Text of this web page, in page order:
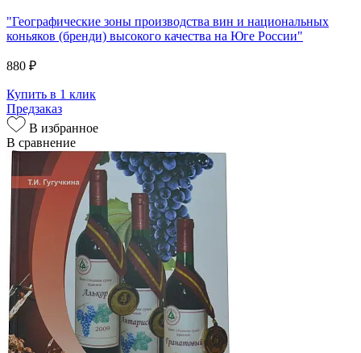
"Географические зоны производства вин и национальных
коньяков (бренди) высокого качества на Юге России"
880 ₽
Купить в 1 клик
Предзаказ
В избранное
В сравнение